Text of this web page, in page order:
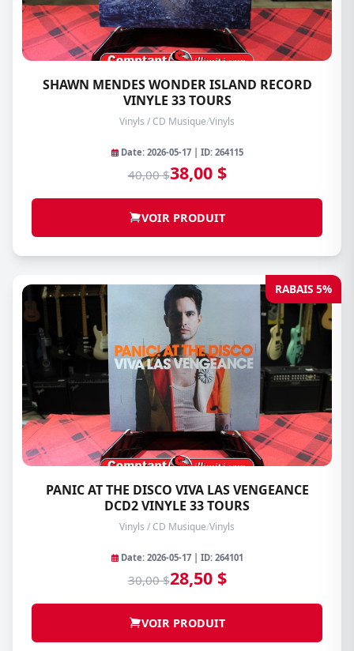
SHAWN MENDES WONDER ISLAND RECORD
VINYLE 33 TOURS
Vinyls / CD Musique/Vinyls
Date: 2026-05-17 | ID: 264115
40,00 $38,00 $
VOIR PRODUIT
RABAIS 5%
PANIC AT THE DISCO VIVA LAS VENGEANCE
DCD2 VINYLE 33 TOURS
Vinyls / CD Musique/Vinyls
Date: 2026-05-17 | ID: 264101
30,00 $28,50 $
VOIR PRODUIT